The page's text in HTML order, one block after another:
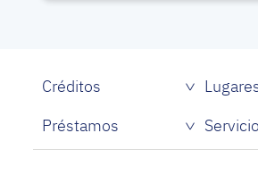
Créditos
Préstamos